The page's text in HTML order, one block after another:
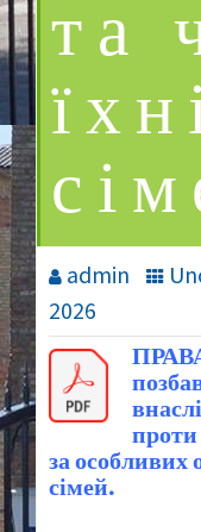
та
admin
2026
проти
за особливих
сімей.